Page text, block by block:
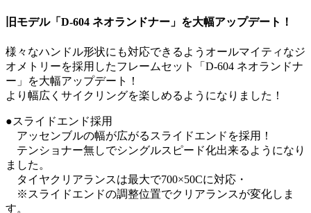
旧モデル「D-604 ネオランドナー」を大幅アップデート！
様々なハンドル形状にも対応できるようオールマイティなジ
オメトリーを採用したフレームセット「D-604 ネオランドナ
ー」を大幅アップデート！
より幅広くサイクリングを楽しめるようになりました！
●スライドエンド採用
アッセンブルの幅が広がるスライドエンドを採用！
テンショナー無しでシングルスピード化出来るようになり
ました。
タイヤクリアランスは最大で700×50Cに対応・
※スライドエンドの調整位置でクリアランスが変化しま
す。